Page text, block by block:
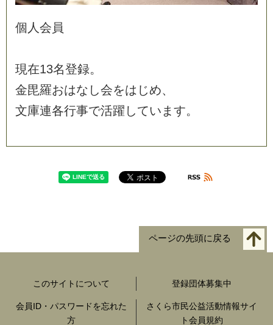
個 人会 員
現在13名登録。
金毘羅おはな し会をは じめ、
文庫連各行事で活躍 してい ま す。
ページの先頭に戻る
このサイトについて 登録団体募集中
会員ID・パスワードを忘れた
方
さくら市民公益活動情報サイ
ト会員規約